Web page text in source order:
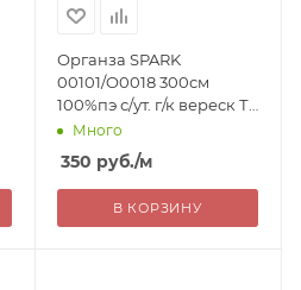
Органза SPARK
00101/O0018 300см
100%пэ с/ут. г/к вереск Ту
350=Много
350 руб./м
В КОРЗИНУ